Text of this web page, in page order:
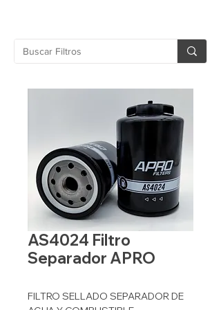
AS4024 Filtro
Separador APRO
FILTRO SELLADO SEPARADOR DE